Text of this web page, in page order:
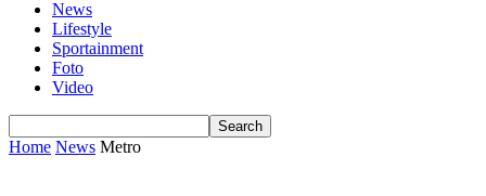
News
Lifestyle
Sportainment
Foto
Video
Home News Metro